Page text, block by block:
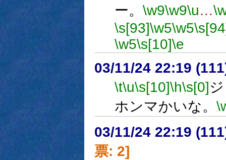
ー。 \w9\w9\u…
\s[93]\w5\w5
\w5\s[10]\e
03/11/24 22:19
\t\u\s[10]\h\s[0]
ホンマかいな。
03/11/24 22:19
票: 2]